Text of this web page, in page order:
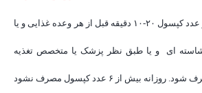
به عنوان مکمل غذایی دو عدد کپسول ۲۰-۱۰ دقیقه قبل از هر وعده غذایی و یا
ای و یا طبق نظر پزشک یا متخصص تغذیه